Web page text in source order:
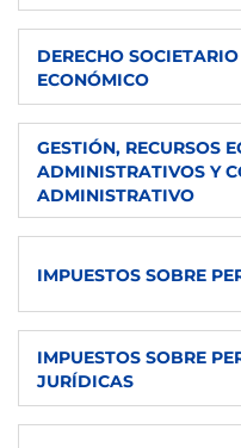
CONSULTA GUÍA
S1
ECTS
5
TIPO
Obligatoria
IDIOMA
es
DESCARGAR
CONSULTA GUÍA
S1
ECTS
3
TIPO
Obligatoria
DERECHO
ECONÓMICO
SEMESTRE
DESCARGAR
CONSULTA GUÍA
S1
ECTS
3
GESTIÓN, RECURSOS
ADMINISTRATIVOS Y
ADMINISTRATIVO
DESCARGAR
CONSULTA GUÍA
S1
IMPUESTOS SOBRE
DESCARGAR
IMPUESTOS SOBRE
JURÍDICAS